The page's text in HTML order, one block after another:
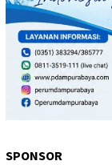
SPONSOR